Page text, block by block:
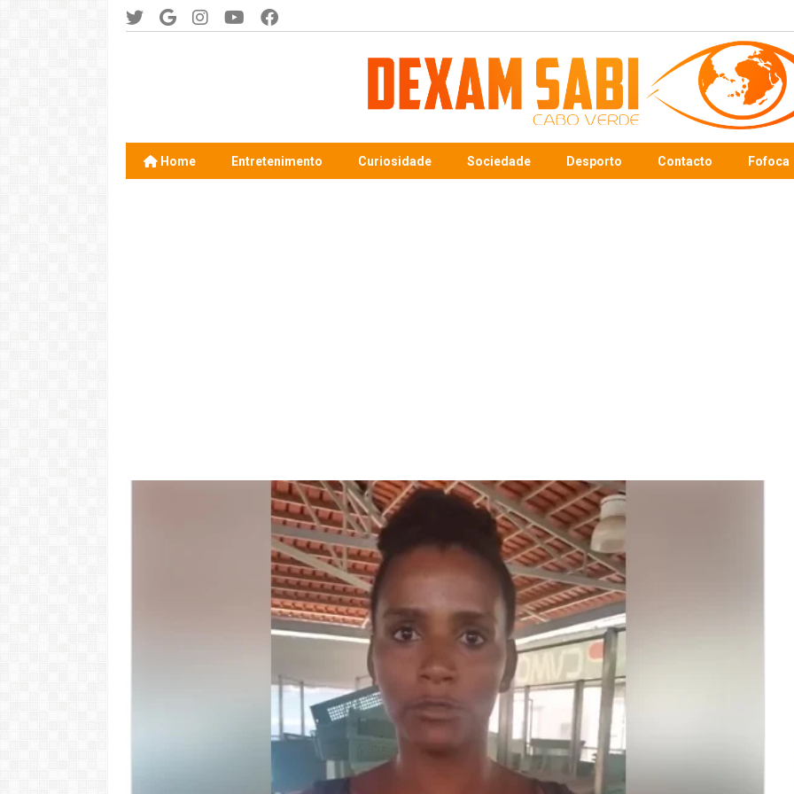
Home Entretenimento Curiosidade Sociedade Desporto Contacto Fofoca
Video: Caboverdiana konta
motivo ki fazel larga
Portugal pa volta pa Cabo
Verde
LER MAIS
Video: "Tem pessoas ki sa
larga Cabo Verde pa vivi
vida pior na Portugal" -